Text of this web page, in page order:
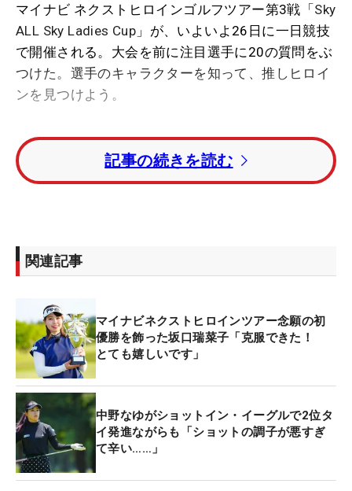
マイナビ ネクストヒロインゴルフツアー第3戦「Sky
ALL Sky Ladies Cup 」が、いよいよ26日に一日競技
で開催される。大会を前に注目選手に20の質問をぶ
つけた。選手のキャラクターを知って、推しヒロイ
ンを見つけよう。
今回は、2022年ネクストヒロインツアーで10試合
に出場して年間ポイントランキング11位でシーズン
を終えた鈴木愛佳子（すずき・ちかこ）。
「顔を洗って、歯磨きをして、朝ご飯を食べます。
いたって普通ですよ」
●夜寝る前のルーティンは？
「お風呂に入ったあとに、スチーマーで保湿してま
す」
●両親の呼び方は？
「パパ、ママ」
●旅行に行けるとしたらどこに行きたい？
「イタリア！ ご飯がおいしそう」
記事の続きを読む
関連記事
マイナビネクストヒロインツアー念願の初
優勝を飾った坂口瑞菜子「克服できた！
とても嬉しいです」
中野なゆがショットイン・イーグルで2位タ
イ発進ながらも「ショットの調子が悪すぎ
て辛い……」